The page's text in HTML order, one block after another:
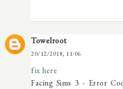
Towelroot
20/12/2018, 11:06
fix here
Facing Sims 3 - Error